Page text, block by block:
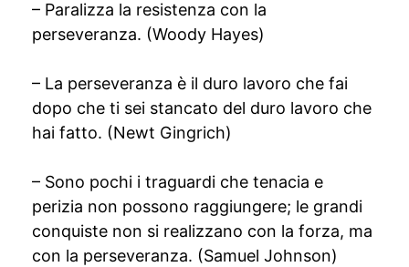
– Paralizza la resistenza con la
perseveranza. (Woody Hayes)
– La perseveranza è il duro lavoro che fai
dopo che ti sei stancato del duro lavoro che
hai fatto. (Newt Gingrich)
– Sono pochi i traguardi che tenacia e
perizia non possono raggiungere; le grandi
conquiste non si realizzano con la forza, ma
con la perseveranza. (Samuel Johnson)